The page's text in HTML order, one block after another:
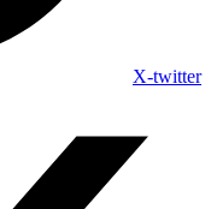
X-twitter